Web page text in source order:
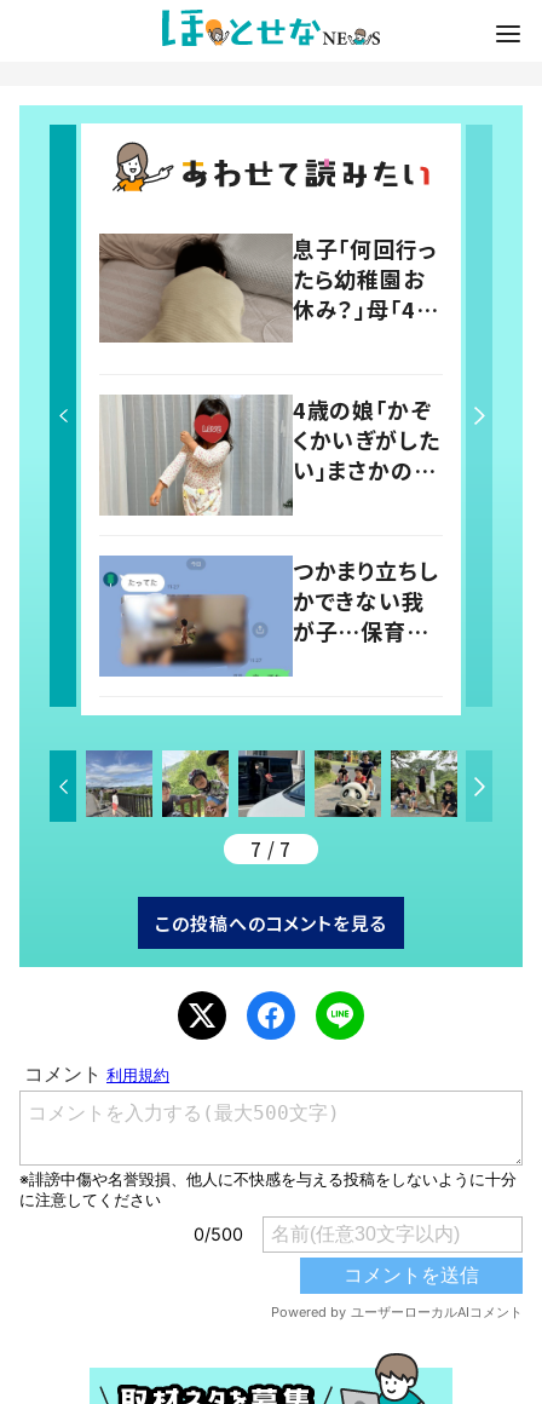
息子「何回行っ
たら幼稚園お
休み？」母「4回
だよ」と伝える
の息子の行動
に「わかるよそ
の気持ち」「う
ちの子も！」の
声
4歳の娘「かぞ
くかいぎがした
い」まさかの議
題に父親「最検
稿すると…多く
の意見が寄せ
られる！
つかまり立ちし
かできない我
が子…保育園
前では頑なに
立たない1歳児
が可愛すぎ
る…！
7 / 7
この投稿へのコメントを見る